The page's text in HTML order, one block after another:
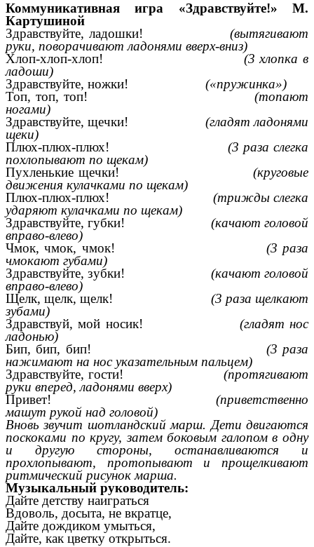
Коммуникативная игра «Здравствуйте!» М.
Картушиной
Здравствуйте, ладошки! (вытягивают
руки, поворачивают ладонями вверх-вниз)
Хлоп-хлоп-хлоп! (3 хлопка в
ладоши)
Здравствуйте, ножки! («пружинка»)
Топ, топ, топ! (топают
ногами)
Здравствуйте, щечки! (гладят ладонями
щеки)
Плюх-плюх-плюх! (3 раза слегка
похлопывают по щекам)
Пухленькие щечки! (круговые
движения кулачками по щекам)
Плюх-плюх-плюх! (трижды слегка
ударяют кулачками по щекам)
Здравствуйте, губки! (качают головой
вправо-влево)
Чмок, чмок, чмок! (3 раза
чмокают губами)
Здравствуйте, зубки! (качают головой
вправо-влево)
Щелк, щелк, щелк! (3 раза щелкают
зубами)
Здравствуй, мой носик! (гладят нос
ладонью)
Бип, бип, бип! (3 раза
нажимают на нос указательным пальцем)
Здравствуйте, гости! (протягивают
руки вперед, ладонями вверх)
Привет! (приветственно
машут рукой над головой)
Вновь звучит шотландский марш. Дети двигаются
поскоками по кругу, затем боковым галопом в одну
и другую стороны, останавливаются и
прохлопывают, протопывают и прощелкивают
ритмический рисунок марша.
Музыкальный руководитель:
Дайте детству наиграться
Вдоволь, досыта, не вкратце,
Дайте дождиком умыться,
Дайте, как цветку открыться.